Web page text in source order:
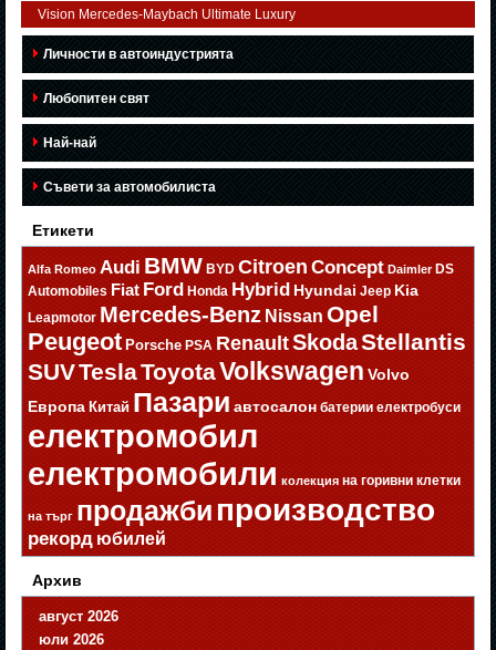
Vision Mercedes-Maybach Ultimate Luxury
Личности в автоиндустрията
Любопитен свят
Най-най
Съвети за автомобилиста
Етикети
Alfa Romeo Audi BMW BYD Citroen Concept Daimler DS
Automobiles Fiat Ford Honda Hybrid Hyundai Jeep Kia
Leapmotor Mercedes-Benz Nissan Opel
Peugeot Porsche PSA RenaultSkodaStellantis
SUVTeslaToyotaVolkswagen Volvo
Европа Китай Пазари автосалон батерии електробуси
електромобил
електромобили колекция на горивни клетки
на търг продажбипроизводство
рекорд юбилей
Архив
август 2026
юли 2026